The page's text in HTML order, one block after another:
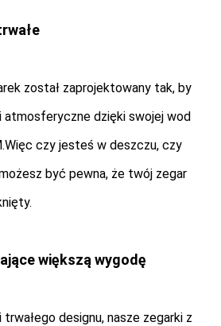
został zaprojektowany tak, by
atmosferyczne dzięki swojej wod
czy jesteś w deszczu, czy
być pewna, że twój zegar
większą wygodę
designu, nasze zegarki z